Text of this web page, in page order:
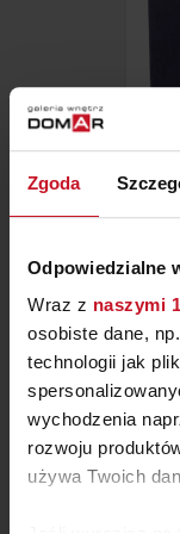
Zgoda
Odpowiedzialne
Wraz z naszymi
osobiste dane,
technologii jak
wychodzenia
rozwoju
używa Twoich